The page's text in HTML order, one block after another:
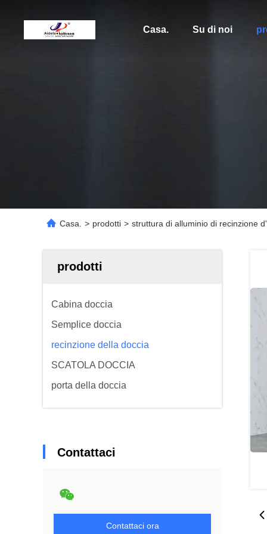
Casa. Su di noi
Casa. > prodotti > struttura di alluminio di recinzione
prodotti
Cabina doccia
Semplice doccia
recinzione della doccia
SCATOLA DOCCIA
porta della doccia
Contattaci
Contattaci ora